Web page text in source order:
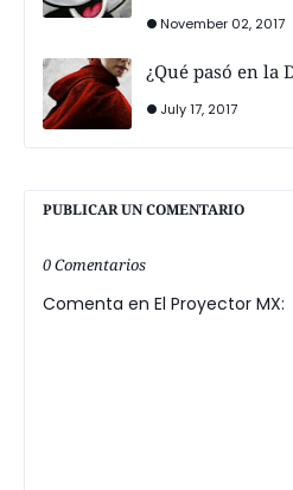
November 02, 2017
¿Qué pasó en la
July 17, 2017
PUBLICAR UN COMENTARIO
0 Comentarios
Comenta en El Proyector MX: